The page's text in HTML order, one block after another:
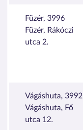
Füzér, 3996
Füzér, Rákóczi
utca 2.
Vágáshuta, 3992
Vágáshuta, Fő
utca 12.